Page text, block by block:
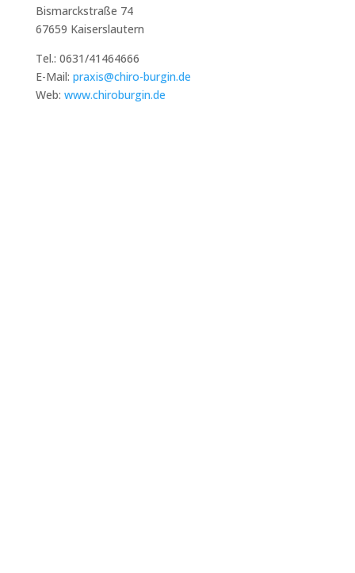
Bismarckstraße 74
67659 Kaiserslautern
Tel.: 0631/41464666
E-Mail: praxis@chiro-burgin.de
Web: www.chiroburgin.de